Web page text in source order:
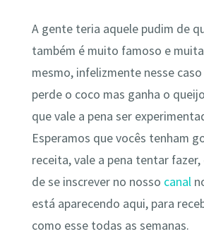
A gente teria aquele pudim de
também é muito famoso e
mesmo, infelizmente nesse
perde o coco mas ganha o
que vale a pena ser
Esperamos que vocês tenham
receita, vale a pena tentar fazer,
de se inscrever no nosso canal
está aparecendo aqui, para
como esse todas as semanas.